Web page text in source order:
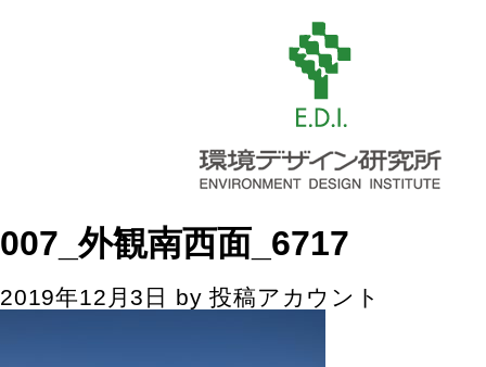
007_外観南西面_6717
2019年12月3日 by投稿アカウント